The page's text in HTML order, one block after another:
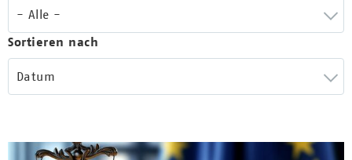
- Alle -
Sortieren nach
Datum